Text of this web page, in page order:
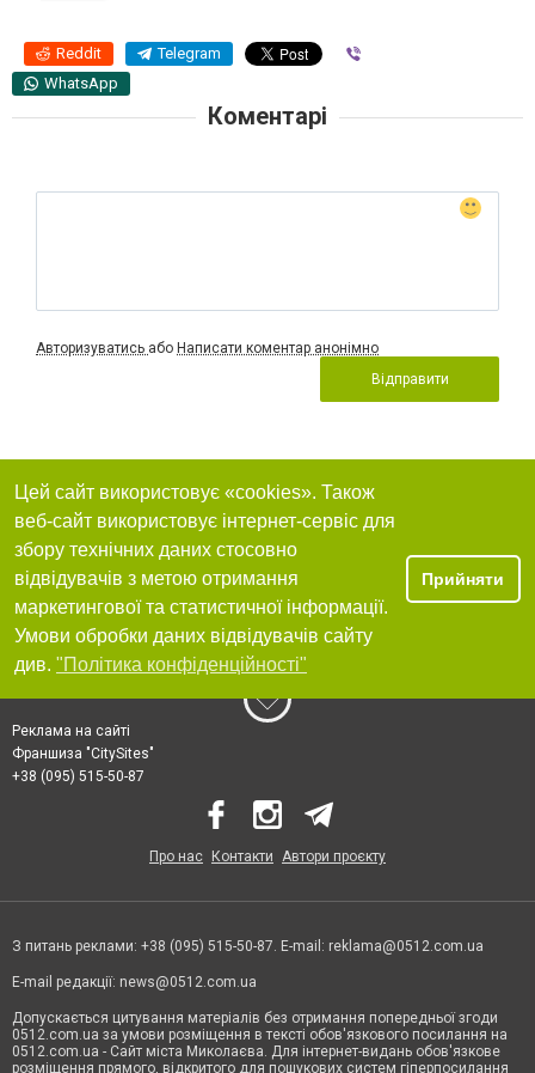
Reddit Telegram
WhatsApp
Коментарі
Авторизуватись або Написати коментар анонімно
Відправити
Цей сайт використовує «cookies». Також
веб-сайт використовує інтернет-сервіс для
збору технічних даних стосовно
відвідувачів з метою отримання
маркетингової та статистичної інформації.
Умови обробки даних відвідувачів сайту
див. "Політика конфіденційності"
Прийняти
Реклама на сайті
Франшиза "CitySites"
+38 (095) 515-50-87
Про нас Контакти Автори проєкту
З питань реклами: +38 (095) 515-50-87. E-mail: reklama@0512.com.ua
E-mail редакції: news@0512.com.ua
Допускається цитування матеріалів без отримання попередньої згоди
0512.com.ua за умови розміщення в тексті обов'язкового посилання на
0512.com.ua - Сайт міста Миколаєва. Для інтернет-видань обов'язкове
розміщення прямого, відкритого для пошукових систем гіперпосилання